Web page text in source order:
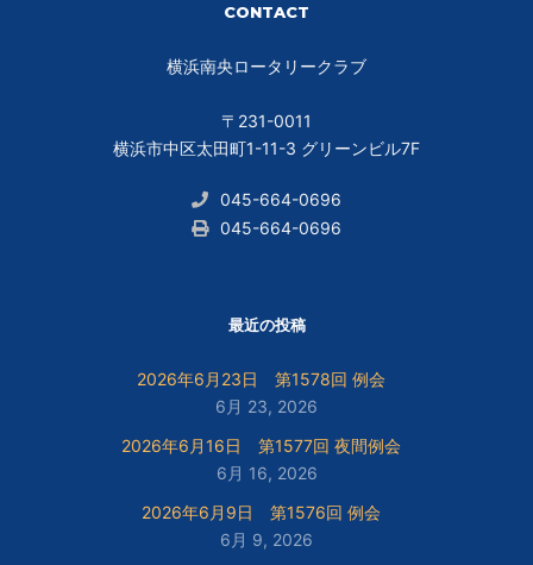
CONTACT
横浜南央ロータリークラブ
〒231-0011
横浜市中区太田町1-11-3 グリーンビル7F
045-664-0696
045-664-0696
最近の投稿
2026年6月23日 第1578回 例会
6月 23, 2026
2026年6月16日 第1577回 夜間例会
6月 16, 2026
2026年6月9日 第1576回 例会
6月 9, 2026